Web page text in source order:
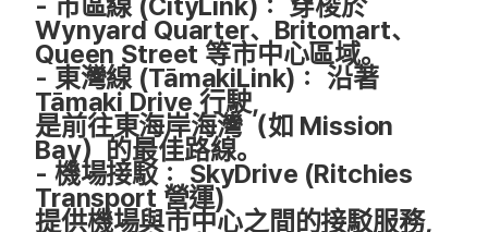
- 市區線 (CityLink) ： 穿梭於
Wynyard Quarter、Britomart、
Queen Street 等市中心區域。
- 東灣線 (TāmakiLink) ： 沿著
Tāmaki Drive 行駛，
是前往東海岸海灣（如 Mission
Bay）的最佳路線。
- 機場接駁： SkyDrive (Ritchies
Transport 營運)
提供機場與市中心之間的接駁服務，